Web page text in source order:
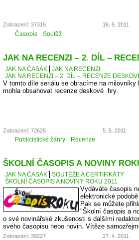
Zobrazení: 37315 16. 5. 2011
Časopis Soutěž
JAK NA RECENZI – 2. DÍL –
JAK NA ČASÁK
JAK NA RECENZI
JAK NA RECENZI – 2. DÍL – RECENZE
V tomto díle seriálu se obracíme na milovníky
mohla obsahovat recenze deskové hry.
Zobrazení: 72625 5. 5. 2011
Publicistické žánry Recenze
ŠKOLNÍ ČASOPIS A NOVINY
JAK NA ČASÁK
SOUTĚŽE A CERTIFIKÁTY
ŠKOLNÍ ČASOPIS A NOVINY ROKU 2011
Vydáváte časopis
elektronické
Pak se můžete
"Školní časopis a
o své novinářské zkušenosti s dalšími
svého časopisu nebo novin. Vítěze
Zobrazení: 39227 27. 4. 2011